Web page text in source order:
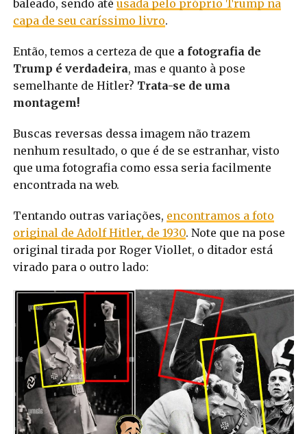
baleado, sendo até usada pelo próprio Trump na
capa de seu caríssimo livro.
Então, temos a certeza de que a fotografia de
Trump é verdadeira, mas e quanto à pose
semelhante de Hitler? Trata-se de uma
montagem!
Buscas reversas dessa imagem não trazem
nenhum resultado, o que é de se estranhar, visto
que uma fotografia como essa seria facilmente
encontrada na web.
Tentando outras variações, encontramos a foto
original de Adolf Hitler, de 1930. Note que na pose
original tirada por Roger Viollet, o ditador está
virado para o outro lado: